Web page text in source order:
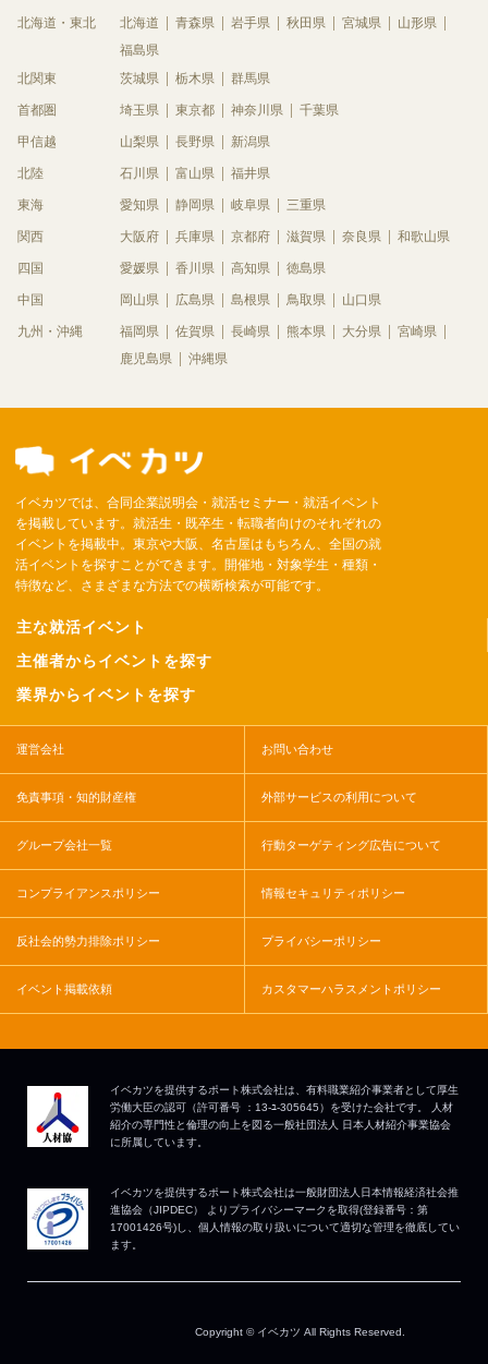
北海道・東北 北海道 青森県 岩手県 秋田県 宮城県
山形県
福島県
北関東
茨城県 栃木県 群馬県
首都圏 埼玉県 東京都 神奈川県 千葉県
甲信越 山梨県 長野県 新潟県
北陸 石川県 富山県 福井県
東海 愛知県 静岡県 岐阜県 三重県
関西 大阪府 兵庫県 京都府 滋賀県 奈良県 和歌山県
四国 愛媛県 香川県 高知県 徳島県
中国 岡山県 広島県 島根県 鳥取県 山口県
九州・沖縄 福岡県 佐賀県 長崎県 熊本県 大分県
宮崎県
鹿児島県
沖縄県
イベカツでは、合同企業説明会・就活セミナー・就活イベント
を掲載しています。就活生・既卒生・転職者向けのそれぞれの
イベントを掲載中。東京や大阪、名古屋はもちろん、全国の就
活イベントを探すことができます。開催地・対象学生・種類・
特徴など、さまざまな方法での横断検索が可能です。
主な就活イベント
主催者からイベントを探す
業界からイベントを探す
運営会社 お問い合わせ
免責事項・知的財産権 外部サービスの利用について
グループ会社一覧 行動ターゲティング広告について
コンプライアンスポリシー 情報セキュリティポリシー
反社会的勢力排除ポリシー プライバシーポリシー
イベント掲載依頼 カスタマーハラスメントポリシー